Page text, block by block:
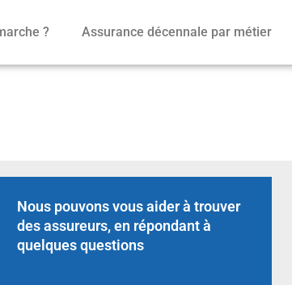
? Assurance décennale par métier
Nous pouvons vous aider à trouver
des assureurs, en répondant à
quelques questions